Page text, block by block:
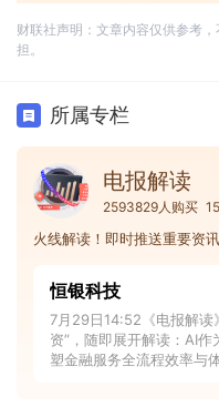
财联社声明：文章内容仅供参考
担。
所属专栏
电报解读
2593829人购买
火线解读！即时推送重要资
恒银科技
7月29日14:52《电报解读
资”，随即展开解读：AI
塑金融服务全流程效率与